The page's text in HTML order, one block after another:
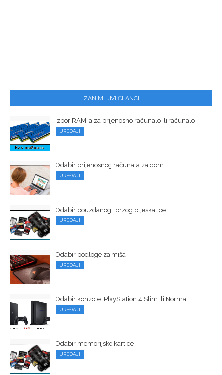
ZANIMLJIVI ČLANCI
Izbor RAM-a za prijenosno računalo ili računalo
UREĐAJI
Odabir prijenosnog računala za dom
UREĐAJI
Odabir pouzdanog i brzog bljeskalice
UREĐAJI
Odabir podloge za miša
UREĐAJI
Odabir konzole: PlayStation 4 Slim ili Normal
UREĐAJI
Odabir memorijske kartice
UREĐAJI